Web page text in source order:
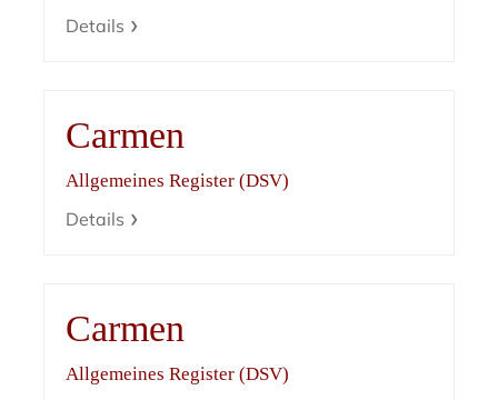
Details
Carmen
Allgemeines Register (DSV)
Details
Carmen
Allgemeines Register (DSV)